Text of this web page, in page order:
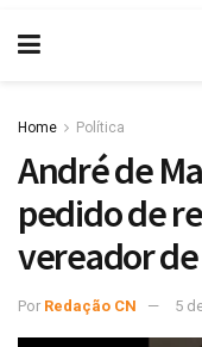
Home Política
André de
pedido de
vereador
Por Redação CN 5